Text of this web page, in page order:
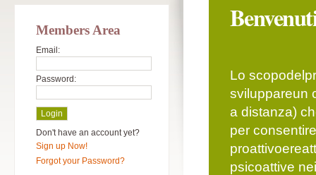
Lo
sviluppareun
a distanza)
per
psicoattive
Members Area
Email:
Password:
Don't have an account yet?
Sign up Now!
Forgot your Password?